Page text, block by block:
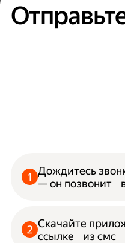
Дождитесь
— он позвонит
Скачайте
ссылке из смс